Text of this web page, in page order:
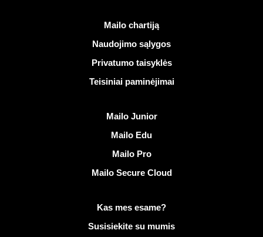
Naudingos nuorodosMailo chartiją
Naudojimo sąlygos
Privatumo taisyklės
Teisiniai paminėjimai
Mailo Junior
Mailo Edu
Mailo Pro
Mailo Secure Cloud
Daugiau informacijos apie Mailo
Kas mes esame?
Susisiekite su mumis